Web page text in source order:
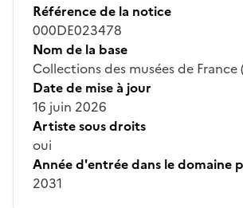
Référence de la notice
000DE023478
Nom de la base
Collections des musées de France
Date de mise à jour
16 juin 2026
Artiste sous droits
oui
Année d'entrée dans le domaine
2031